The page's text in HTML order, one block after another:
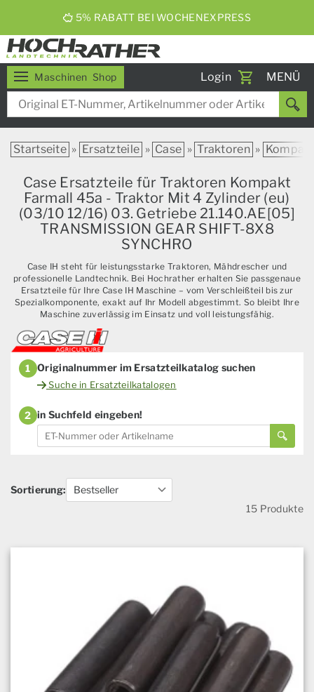
5% RABATT BEI WOCHENEXPRESS
Maschinen Shop Login
Toggle
MENÜ
Startseite » Ersatzteile » Case » Traktoren »
Case Ersatzteile für Traktoren Kompakt
Farmall 45a - Traktor Mit 4 Zylinder (eu)
(03/10 12/16) 03. Getriebe 21.140.AE[05]
TRANSMISSION GEAR SHIFT-8X8
SYNCHRO
Case IH steht für leistungsstarke Traktoren, Mähdrescher und
professionelle Landtechnik. Bei Hochrather erhalten Sie passgenaue
Ersatzteile für Ihre Case IH Maschine – vom Verschleißteil bis zur
Spezialkomponente, exakt auf Ihr Modell abgestimmt. So bleibt Ihre
Maschine zuverlässig im Einsatz und voll leistungsfähig.
1 Originalnummer im Ersatzteilkatalog suchen
Suche in Ersatzteilkatalogen
2 in Suchfeld eingeben!
Sortierung:
15 Produkte